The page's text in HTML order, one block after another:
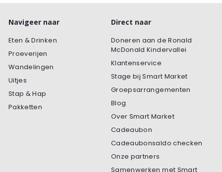
Navigeer naar
Eten & Drinken
Proeverijen
Wandelingen
Uitjes
Stap & Hap
Pakketten
Direct naar
Doneren aan de Ronald
McDonald Kindervallei
Klantenservice
Stage bij Smart Market
Groepsarrangementen
Blog
Over Smart Market
Cadeaubon
Cadeaubonsaldo checken
Onze partners
Samenwerken met Smart